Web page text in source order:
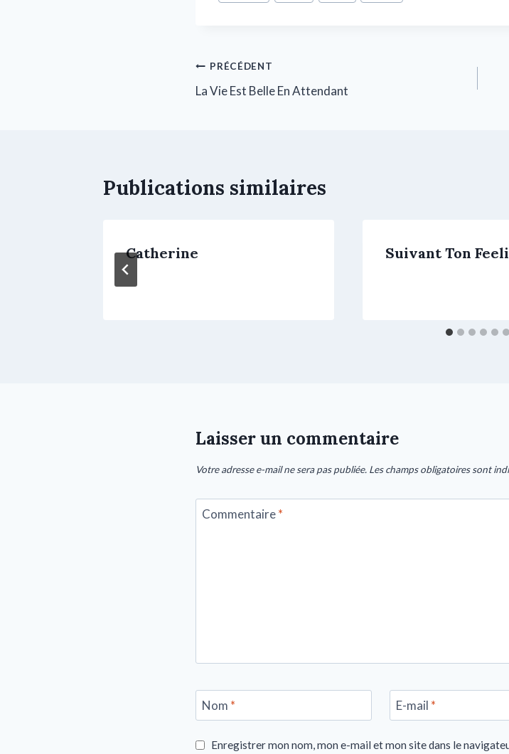
PRÉCÉDENT
La Vie Est Belle En Attendant
Publications similaires
Catherine Suivant Ton
Laisser un commentaire
Votre adresse e-mail ne sera pas publiée. Les champs obligatoires sont
Commentaire*
Nom * E-mail *
Enregistrer mon nom, mon e-mail et mon site dans le